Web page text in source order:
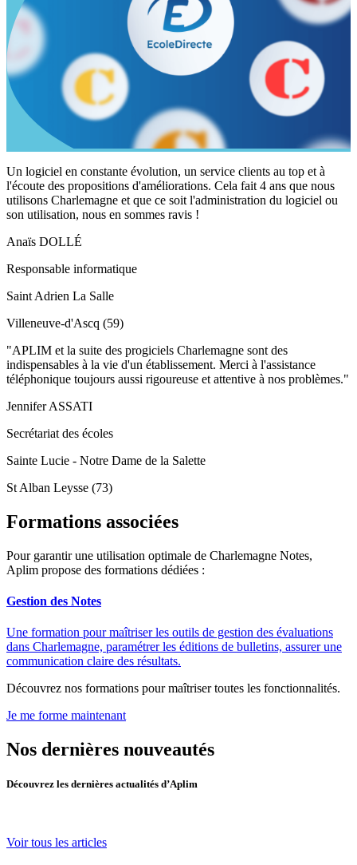
Un logiciel en constante évolution, un service clients au top et à
l'écoute des propositions d'améliorations. Cela fait 4 ans que nous
utilisons Charlemagne et que ce soit l'administration du logiciel ou
son utilisation, nous en sommes ravis !
Anaïs DOLLÉ
Responsable informatique
Saint Adrien La Salle
Villeneuve-d'Ascq (59)
"APLIM et la suite des progiciels Charlemagne sont des
indispensables à la vie d'un établissement. Merci à l'assistance
téléphonique toujours aussi rigoureuse et attentive à nos problèmes."
Jennifer ASSATI
Secrétariat des écoles
Sainte Lucie - Notre Dame de la Salette
St Alban Leysse (73)
Formations associées
Pour garantir une utilisation optimale de Charlemagne Notes,
Aplim propose des formations dédiées :
Gestion des Notes
Une formation pour maîtriser les outils de gestion des évaluations
dans Charlemagne, paramétrer les éditions de bulletins, assurer une
communication claire des résultats.
Découvrez nos formations pour maîtriser toutes les fonctionnalités.
Je me forme maintenant
Nos dernières nouveautés
Découvrez les dernières actualités d’Aplim
Voir tous les articles